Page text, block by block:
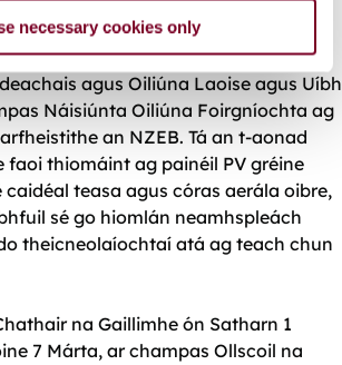
necessary cookies only
hoiliúna iarfheistithe sa chathair”.
agus Oiliúna Laoise agus Uíbh
Náisiúnta Oiliúna Foirgníochta ag
an NZEB. Tá an t-aonad
faoi thiomáint ag painéil PV gréine
teasa agus córas aerála oibre,
sé go hiomlán neamhspleách
theicneolaíochtaí atá ag teach chun
na Gaillimhe ón Satharn 1
7 Márta, ar champas Ollscoil na